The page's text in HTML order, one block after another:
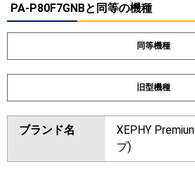
PA-P80F7GNBと同等の機種
同等機種
ダイキン SSRB80DT
東芝
三菱電機 PDZ-
ZRMP80G6
旧型機種
ダイキン SSRB80CT
SSRB80BJT
SSRB80BCT
ブランド名
XEPHY
プ)